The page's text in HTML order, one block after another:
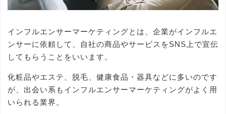
インフルエンサーマーケティングとは、企業がインフルエ
ンサーに依頼して、自社の商品やサービスをSNS上で宣伝
してもらうことをいいます。
化粧品やエステ、脱毛、健康食品・器具などに多いのです
が、出会い系もインフルエンサーマーケティングがよく用
いられる業界。